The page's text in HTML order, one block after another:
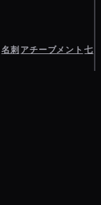
名刺 アチーブメント 七